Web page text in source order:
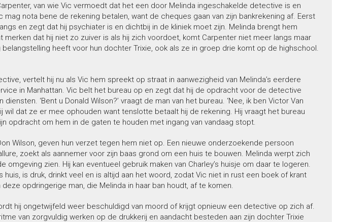
van wie Vic vermoedt dat het een door Melinda ingeschakelde detective is en
nota bene de rekening betalen, want de cheques gaan van zijn bankrekening af. Eerst
en zegt dat hij psychiater is en dichtbij in de kliniek moet zijn. Melinda brengt hem
merken dat hij niet zo zuiver is als hij zich voordoet, komt Carpenter niet meer langs maar
heeft voor hun dochter Trixie, ook als ze in groep drie komt op de highschool.
vertelt hij nu als Vic hem spreekt op straat in aanwezigheid van Melinda’s eerdere
in Manhattan. Vic belt het bureau op en zegt dat hij de opdracht voor de detective
‘Bent u Donald Wilson?’ vraagt de man van het bureau. ‘Nee, ik ben Victor Van
wil dat ze er mee ophouden want tenslotte betaalt hij de rekening. Hij vraagt het bureau
opdracht om hem in de gaten te houden met ingang van vandaag stopt.
Wilson, geven hun verzet tegen hem niet op. Een nieuwe onderzoekende persoon
zoekt als aannemer voor zijn baas grond om een huis te bouwen. Melinda werpt zich
omgeving zien. Hij kan eventueel gebruik maken van Charley’s huisje om daar te logeren.
is druk, drinkt veel en is altijd aan het woord, zodat Vic niet in rust een boek of krant
opdringerige man, die Melinda in haar ban houdt, af te komen.
hij ongetwijfeld weer beschuldigd van moord of krijgt opnieuw een detective op zich af.
van zorgvuldig werken op de drukkerij en aandacht besteden aan zijn dochter Trixie